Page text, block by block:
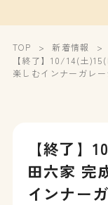
TOP
新着情報
【終了】10/14(土
楽しむインナーガレー
【終了】
田六家 完
インナー